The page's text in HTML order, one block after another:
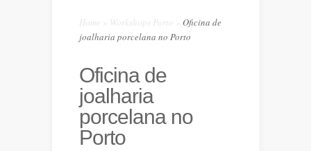
Home Workshops Porto
Oficina de
joalharia porcelana no Porto
Oficina de
joalharia
porcelana no
Porto